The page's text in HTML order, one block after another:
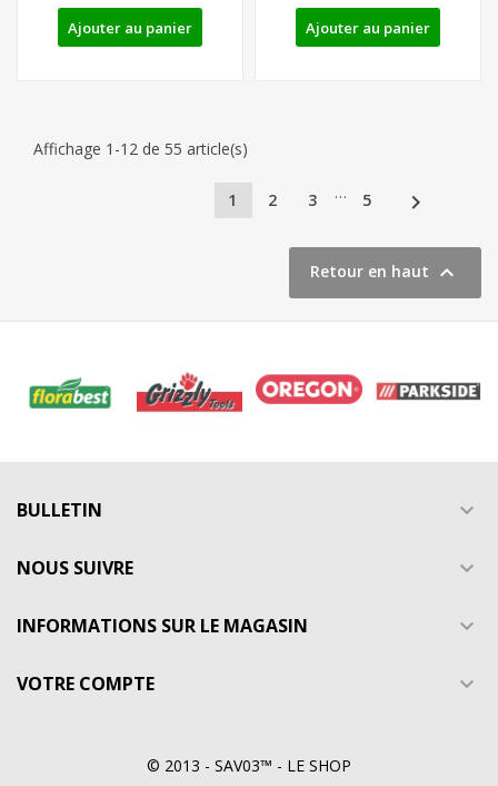
Ajouter au panier Ajouter au panier
Affichage 1-12 de 55 article(s)
1 2 3 … 5 
Retour en haut 
BULLETIN 
NOUS SUIVRE 
INFORMATIONS SUR LE MAGASIN 
VOTRE COMPTE 
© 2013 - SAV03™ - LE SHOP